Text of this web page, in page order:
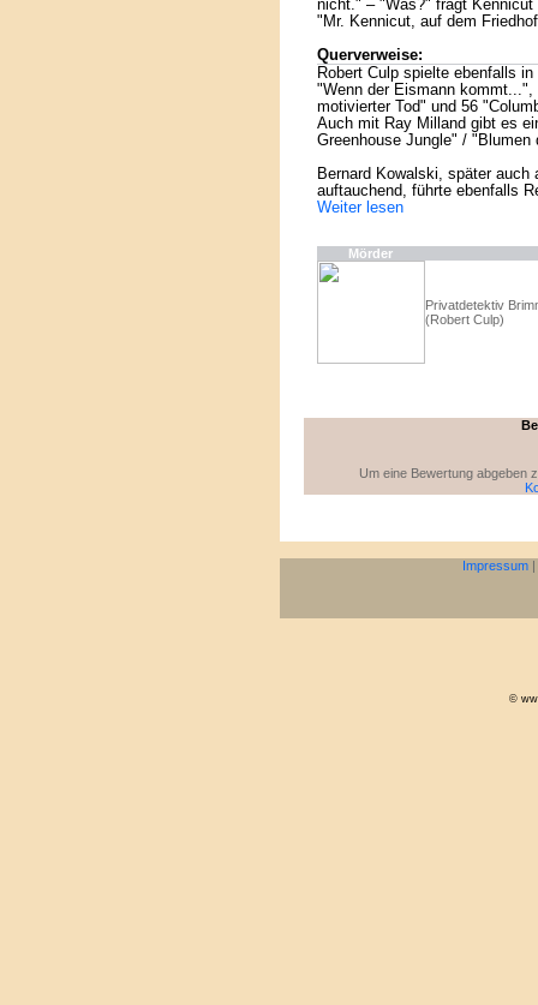
nicht." – "Was?" fragt
"Mr. Kennicut, auf dem
Querverweise:
Robert Culp spielte ebenfalls
"Wenn der Eismann
motivierter Tod" und 56
Auch mit Ray Milland gibt es
Greenhouse Jungle" / "Blumen
Bernard Kowalski, später
auftauchend, führte ebenfalls
Weiter lesen
Mörder
Privatdetektiv
(Robert Culp)
Um eine Bewertung abgeben
Impressum |
©